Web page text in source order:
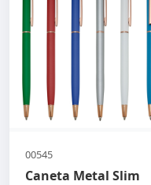
00545
Caneta Metal Slim